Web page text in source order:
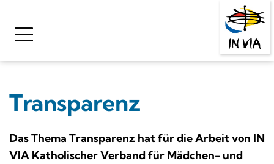
springen
Transparenz
Das Thema Transparenz hat für die Arbeit von IN
VIA Katholischer Verband für Mädchen- und